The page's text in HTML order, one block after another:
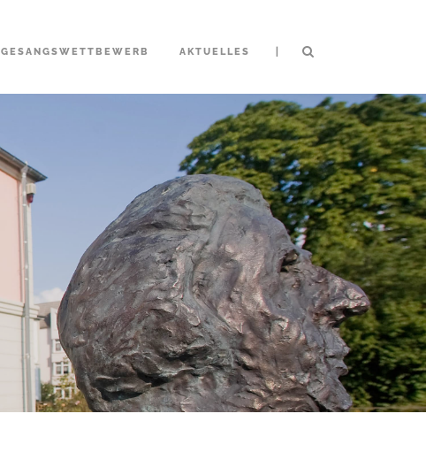
GESANGSWETTBEWERB AKTUELLES |